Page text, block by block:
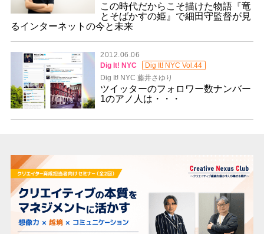
この時代だからこそ描けた物語『竜
とそばかすの姫』で細田守監督が見
るインターネットの今と未来
2012.06.06
Dig It! NYC
Dig It! NYC Vol.44
Dig It! NYC 藤井さゆり
ツイッターのフォロワー数ナンバー
1のアノ人は・・・